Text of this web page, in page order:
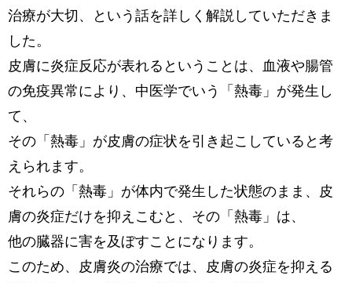
治療が大切、という話を詳しく解説していただきま
した。
皮膚に炎症反応が表れるということは、血液や腸管
の免疫異常により、中医学でいう「熱毒」が発生し
て、
その「熱毒」が皮膚の症状を引き起こしていると考
えられます。
それらの「熱毒」が体内で発生した状態のまま、皮
膚の炎症だけを抑えこむと、その「熱毒」は、
他の臓器に害を及ぼすことになります。
このため、皮膚炎の治療では、皮膚の炎症を抑える